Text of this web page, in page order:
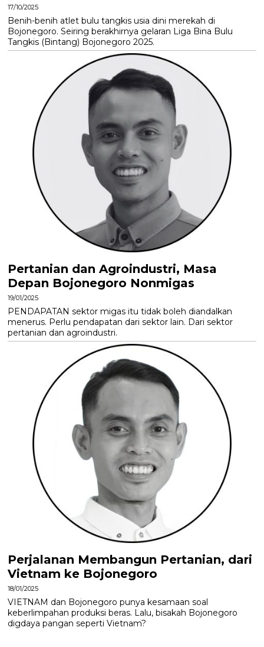
17/10/2025
Benih-benih atlet bulu tangkis usia dini merekah di
Bojonegoro. Seiring berakhirnya gelaran Liga Bina Bulu
Tangkis (Bintang) Bojonegoro 2025.
Pertanian dan Agroindustri, Masa
Depan Bojonegoro Nonmigas
19/01/2025
PENDAPATAN sektor migas itu tidak boleh diandalkan
menerus. Perlu pendapatan dari sektor lain. Dari sektor
pertanian dan agroindustri.
Perjalanan Membangun Pertanian, dari
Vietnam ke Bojonegoro
18/01/2025
VIETNAM dan Bojonegoro punya kesamaan soal
keberlimpahan produksi beras. Lalu, bisakah Bojonegoro
digdaya pangan seperti Vietnam?